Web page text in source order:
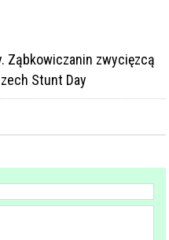
Ząbkowiczanin zwycięzcą
Stunt Day